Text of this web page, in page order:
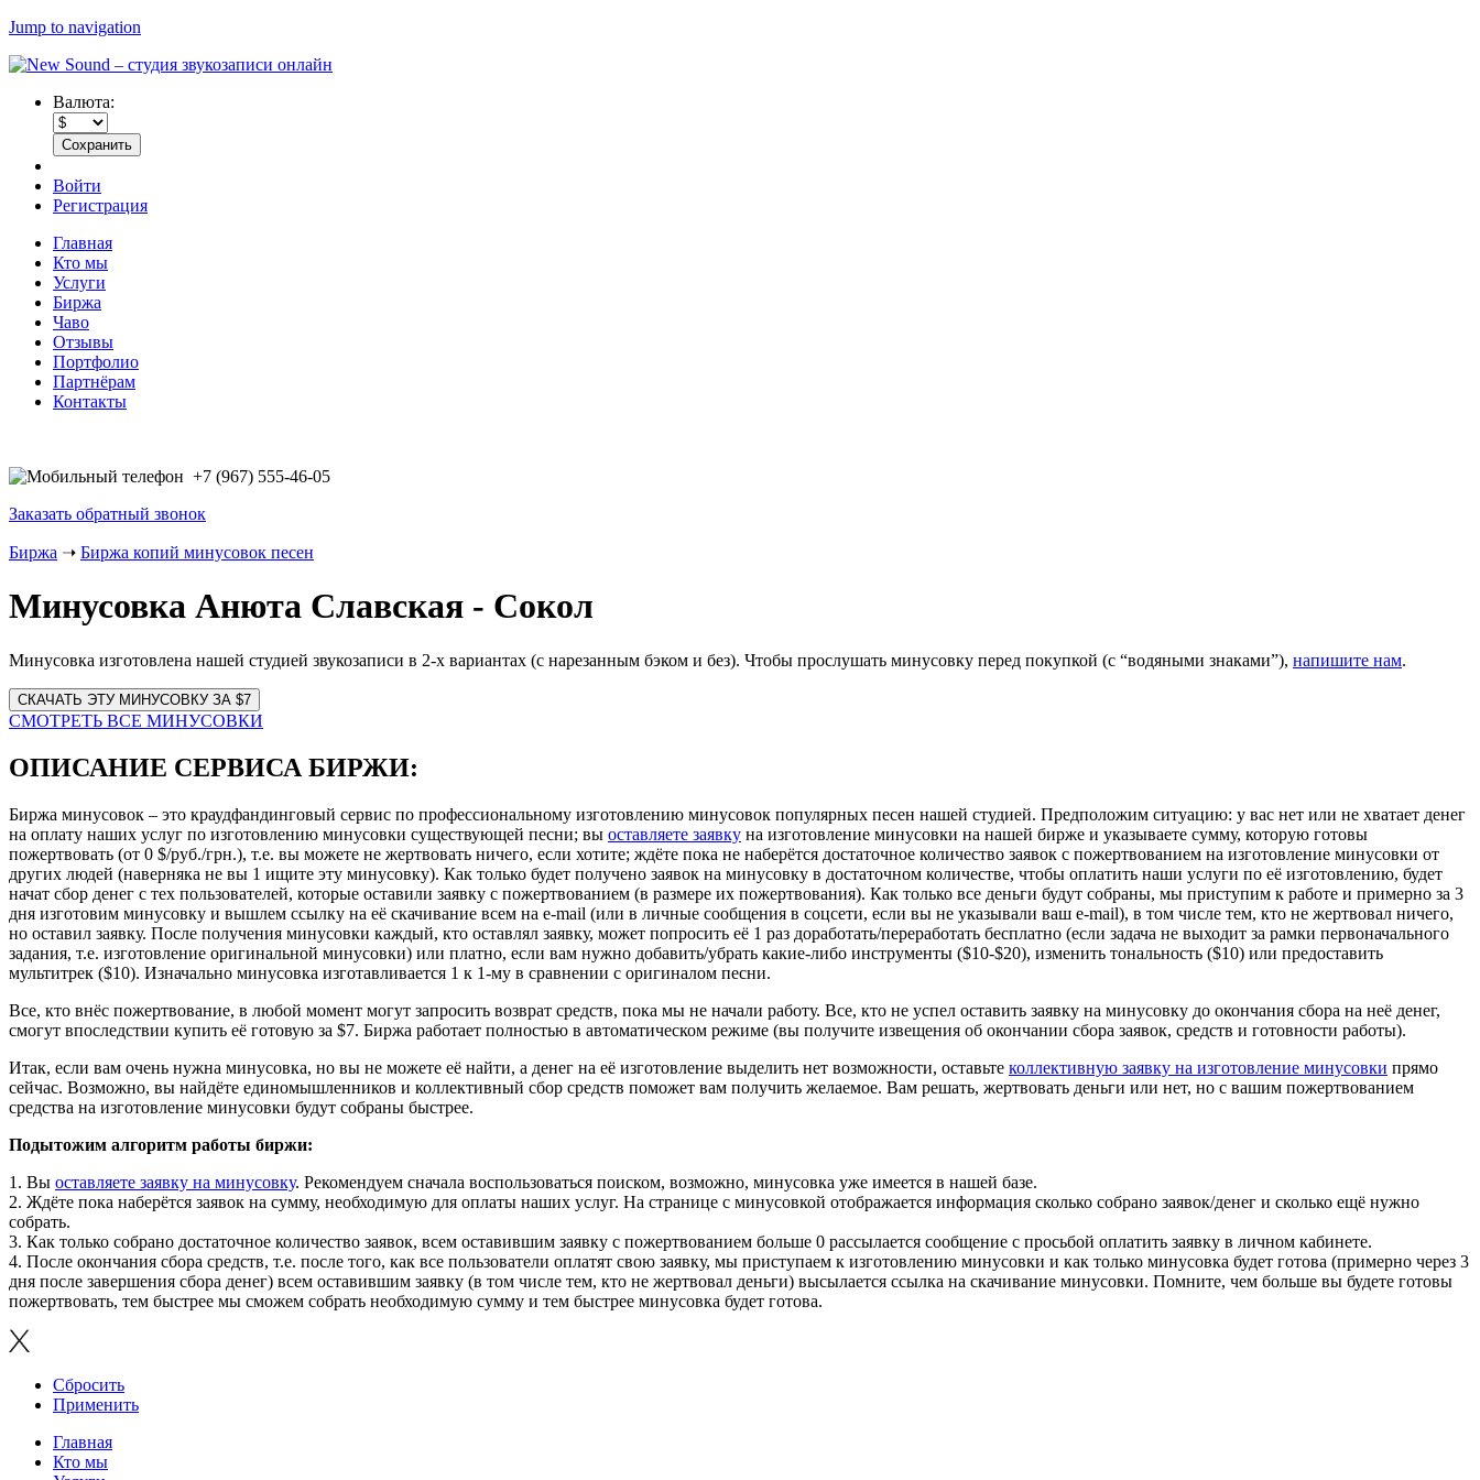
Jump to navigation
Валюта:
Войти
Регистрация
Главная
Кто мы
Услуги
Биржа
Чаво
Отзывы
Портфолио
Партнёрам
Контакты
+7 (967) 555-46-05
Заказать обратный звонок
Биржа ➝ Биржа копий минусовок песен
Минусовка Анюта Славская - Сокол
Минусовка изготовлена нашей студией звукозаписи в 2-х вариантах (с нарезанным бэком и без). Чтобы прослушать минусовку перед покупкой (с “водяными знаками”), напишите нам.
Website
URL
СМОТРЕТЬ ВСЕ МИНУСОВКИ
ОПИСАНИЕ СЕРВИСА БИРЖИ:
Биржа минусовок – это краудфандинговый сервис по профессиональному изготовлению минусовок популярных песен нашей студией. Предположим ситуацию: у вас нет или не хватает денег
на оплату наших услуг по изготовлению минусовки существующей песни; вы оставляете заявку на изготовление минусовки на нашей бирже и указываете сумму, которую готовы
пожертвовать (от 0 $/руб./грн.), т.е. вы можете не жертвовать ничего, если хотите; ждёте пока не наберётся достаточное количество заявок с пожертвованием на изготовление минусовки от
других людей (наверняка не вы 1 ищите эту минусовку). Как только будет получено заявок на минусовку в достаточном количестве, чтобы оплатить наши услуги по её изготовлению, будет
начат сбор денег с тех пользователей, которые оставили заявку с пожертвованием (в размере их пожертвования). Как только все деньги будут собраны, мы приступим к работе и примерно за 3
дня изготовим минусовку и вышлем ссылку на её скачивание всем на e-mail (или в личные сообщения в соцсети, если вы не указывали ваш e-mail), в том числе тем, кто не жертвовал ничего,
но оставил заявку. После получения минусовки каждый, кто оставлял заявку, может попросить её 1 раз доработать/переработать бесплатно (если задача не выходит за рамки первоначального
задания, т.е. изготовление оригинальной минусовки) или платно, если вам нужно добавить/убрать какие-либо инструменты ($10-$20), изменить тональность ($10) или предоставить
мультитрек ($10). Изначально минусовка изготавливается 1 к 1-му в сравнении с оригиналом песни.
Все, кто внёс пожертвование, в любой момент могут запросить возврат средств, пока мы не начали работу. Все, кто не успел оставить заявку на минусовку до окончания сбора на неё денег,
смогут впоследствии купить её готовую за $7. Биржа работает полностью в автоматическом режиме (вы получите извещения об окончании сбора заявок, средств и готовности работы).
Итак, если вам очень нужна минусовка, но вы не можете её найти, а денег на её изготовление выделить нет возможности, оставьте коллективную заявку на изготовление минусовки прямо
сейчас. Возможно, вы найдёте единомышленников и коллективный сбор средств поможет вам получить желаемое. Вам решать, жертвовать деньги или нет, но с вашим пожертвованием
средства на изготовление минусовки будут собраны быстрее.
Подытожим алгоритм работы биржи:
1. Вы оставляете заявку на минусовку. Рекомендуем сначала воспользоваться поиском, возможно, минусовка уже имеется в нашей базе.
2. Ждёте пока наберётся заявок на сумму, необходимую для оплаты наших услуг. На странице с минусовкой отображается информация сколько собрано заявок/денег и сколько ещё нужно
собрать.
3. Как только собрано достаточное количество заявок, всем оставившим заявку с пожертвованием больше 0 рассылается сообщение с просьбой оплатить заявку в личном кабинете.
4. После окончания сбора средств, т.е. после того, как все пользователи оплатят свою заявку, мы приступаем к изготовлению минусовки и как только минусовка будет готова (примерно через 3
дня после завершения сбора денег) всем оставившим заявку (в том числе тем, кто не жертвовал деньги) высылается ссылка на скачивание минусовки. Помните, чем больше вы будете готовы
пожертвовать, тем быстрее мы сможем собрать необходимую сумму и тем быстрее минусовка будет готова.
Сбросить
Применить
Главная
Кто мы